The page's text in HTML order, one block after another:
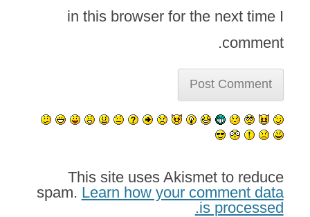
in this browser for the next time I
comment.
This site uses Akismet to reduce
spam. Learn how your comment data
is processed.